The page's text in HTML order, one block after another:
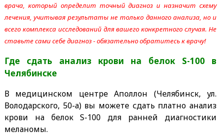
врача, который определит точный диагноз и назначит схему
лечения, учитывая результаты не только данного анализа, но и
всего комплекса исследований для вашего конкретного случая. Не
ставьте сами себе диагноз - обязательно обратитесь к врачу!
Где сдать анализ крови на белок S-100 в
Челябинске
В медицинском центре Аполлон (Челябинск, ул.
Володарского, 50-а) вы можете сдать платно анализ
крови на белок S-100 для ранней диагностики
меланомы.